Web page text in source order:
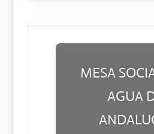
MESA
AGUA